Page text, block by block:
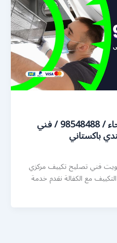
رقم تصليح تكييف الفيحاء / 98548488 / فني
باكستاني
فني تصليح تكييف مركزي
مع الكفالة نقدم خدمة